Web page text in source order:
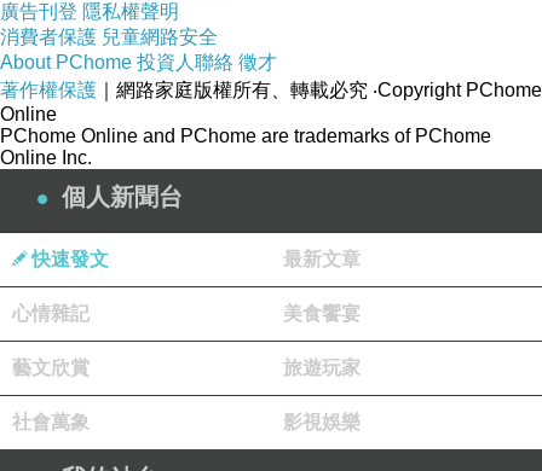
計、一改再改的傑作，傳給新人看過同意之後才
送廠製作。
入口花拱門的製作沒有想像那樣簡單。
的，事先還要在店裡花費很多時間和人力修剪。
廣告刊登 隱私權聲明
消費者保護 兒童網路安全
About PChome 投資人聯絡 徵才
著作權保護 ｜網路家庭版權所有、轉載必究 ‧Copyright PChome
Online
PChome Online and PChome are trademarks of PChome
Online Inc.
個人新聞台
快速發文 最新文章
心情雜記 美食饗宴
藝文欣賞 旅遊玩家
社會萬象 影視娛樂